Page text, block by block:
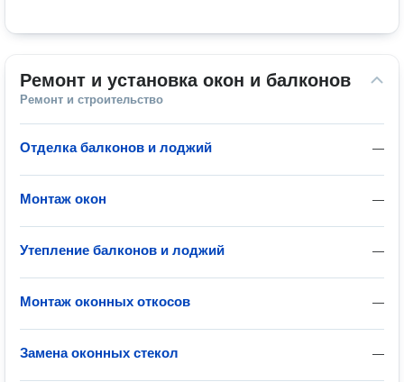
Ремонт и установка окон и балконов
Ремонт и строительство
—
Отделка балконов и лоджий
—
Монтаж окон
—
Утепление балконов и лоджий
—
Монтаж оконных откосов
—
Замена оконных стекол